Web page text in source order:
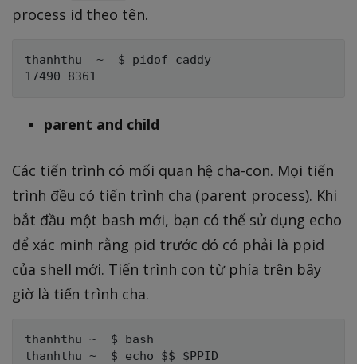
process id theo tên.
thanhthu  ~  $ pidof caddy
parent and child
Các tiến trình có mối quan hệ cha-con. Mọi tiến
trình đều có tiến trình cha (parent process). Khi
bắt đầu một bash mới, bạn có thể sử dụng echo
để xác minh rằng pid trước đó có phải là ppid
của shell mới. Tiến trình con từ phía trên bây
giờ là tiến trình cha.
thanhthu ~  $ bash
thanhthu ~  $ echo $$ $PPID